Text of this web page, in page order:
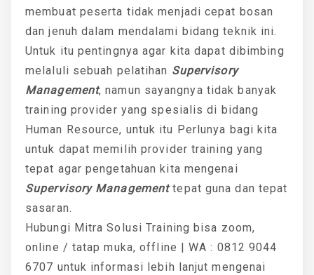
membuat peserta tidak menjadi cepat bosan
dan jenuh dalam mendalami bidang teknik ini.
Untuk itu pentingnya agar kita dapat dibimbing
melaluli sebuah pelatihan Supervisory
Management, namun sayangnya tidak banyak
training provider yang spesialis di bidang
Human Resource, untuk itu Perlunya bagi kita
untuk dapat memilih provider training yang
tepat agar pengetahuan kita mengenai
Supervisory Managementtepat guna dan tepat
sasaran.
Hubungi Mitra Solusi Training bisa zoom,
online / tatap muka, offline | WA : 0812 9044
6707 untuk informasi lebih lanjut mengenai